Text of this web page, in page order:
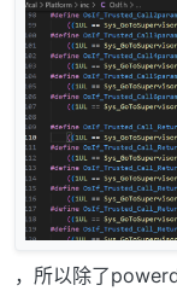
，所以除了